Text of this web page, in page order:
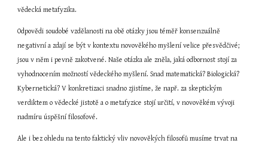
vědecká metafyzika.
Odpovědi soudobé vzdělanosti na obě otázky jsou téměř konsenzuálně
negativní a zdají se být v kontextu novověkého myšlení velice přesvědčivé;
jsou v něm i pevně zakotvené. Naše otázka ale zněla, jaká odbornost stojí za
vyhodnocením možností vědeckého myšlení. Snad matematická? Biologická?
Kybernetická? V konkretizaci snadno zjistíme, že např. za skeptickým
verdiktem o vědecké jistotě a o metafyzice stojí určití, v novověkém vývoji
nadmíru úspěšní filosofové.
Ale i bez ohledu na tento faktický vliv novověkých filosofů musíme trvat na